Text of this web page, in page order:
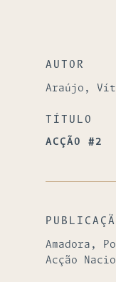
AUTOR
Araújo,
TÍTULO
ACÇÃO #2
Amadora,
Acção